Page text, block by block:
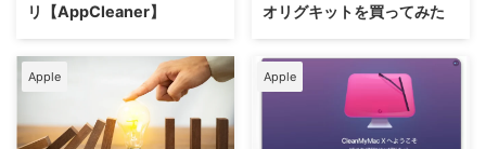
リ【AppCleaner】
オリグキットを買ってみた
Apple Apple